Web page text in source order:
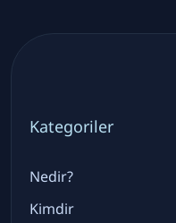
Kategoriler
Nedir?
Kimdir